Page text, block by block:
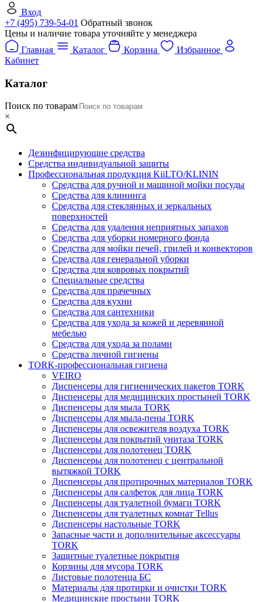
Вход
+7 (495) 739-54-01 Обратный звонок
Цены и наличие товара уточняйте у менеджера
Главная
Каталог Корзина
Избранное
Кабинет
Каталог
Поиск по товарам
×
Дезинфицирующие средства
Средства индивидуальной защиты
Профессиональная продукция KiiLTO/KLININ
Средства для ручной и машиной мойки посуды
Средства для клининга
Средства для стеклянных и зеркальных
поверхностей
Средства для удаления неприятных запахов
Средства для уборки номерного фонда
Средства для мойки печей, грилей и конвекторов
Средства для генеральной уборки
Средства для ковровых покрытий
Специальные средства
Средства для прачечных
Средства для кухни
Средства для сантехники
Средства для ухода за кожей и деревянной
мебелью
Средства для ухода за полами
Средства личной гигиены
TORK-профессиональная гигиена
VEIRO
Диспенсеры для гигиенических пакетов TORK
Диспенсеры для медицинских простыней TORK
Диспенсеры для мыла TORK
Диспенсеры для мыла-пены TORK
Диспенсеры для освежителя воздуха TORK
Диспенсеры для покрытий унитаза TORK
Диспенсеры для полотенец TORK
Диспенсеры для полотенец с центральной
вытяжкой TORK
Диспенсеры для протирочных материалов TORK
Диспенсеры для салфеток для лица TORK
Диспенсеры для туалетной бумаги TORK
Диспенсеры для туалетных комнат Tellus
Диспенсеры настольные TORK
Запасные части и дополнительные аксессуары
TORK
Защитные туалетные покрытия
Корзины для мусора TORK
Листовые полотенца БС
Материалы для протирки и очистки TORK
Медицинские простыни TORK